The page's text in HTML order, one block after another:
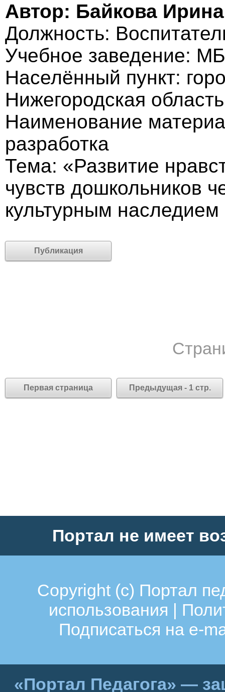
Автор: Байкова
Должность:
Учебное заведение:
Населённый пункт:
Нижегородская область
Наименование
разработка
Тема: «Развитие
чувств дошкольников
культурным наследием
Публикация
Первая страница Предыдущая - 1 стр.
Портал не имеет
Copyright (c) Портал
использования |
Подписаться на e-
«Портал Педагога» —